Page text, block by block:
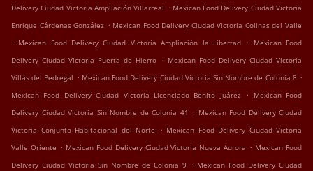
Delivery Ciudad Victoria Ampliación Villarreal . Mexican Food Delivery Ciudad Victoria
Enrique Cárdenas González . Mexican Food Delivery Ciudad Victoria Colinas del Valle
. Mexican Food Delivery Ciudad Victoria Ampliación la Libertad .
Mexican Food
Delivery Ciudad Victoria Puerta de Hierro . Mexican Food Delivery Ciudad Victoria
Villas del Pedregal . Mexican Food Delivery Ciudad Victoria Sin Nombre de Colonia 8 .
Mexican Food Delivery Ciudad Victoria Licenciado Benito Juárez
.
Mexican Food
Delivery Ciudad Victoria Sin Nombre de Colonia 41 . Mexican Food Delivery Ciudad
Victoria Conjunto Habitacional del Norte
. Mexican Food Delivery Ciudad Victoria
Valle Oriente . Mexican Food Delivery Ciudad Victoria Nueva Aurora . Mexican Food
Delivery Ciudad Victoria Sin Nombre de Colonia 9 . Mexican Food Delivery Ciudad